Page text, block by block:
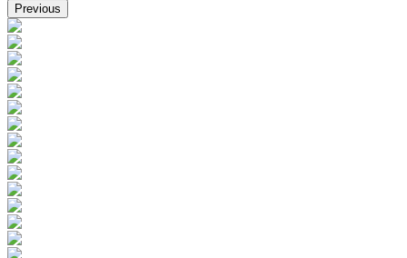
Previous